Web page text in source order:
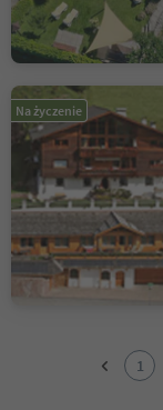
Na życzenie
1